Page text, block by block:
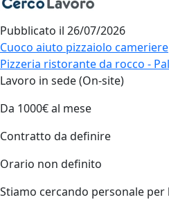
Pubblicato il 26/07/2026
Cuoco aiuto pizzaiolo cameriere
Pizzeria ristorante da rocco -
Lavoro in sede (On-site)
Da 1000€ al mese
Contratto da definire
Orario non definito
Stiamo cercando personale per